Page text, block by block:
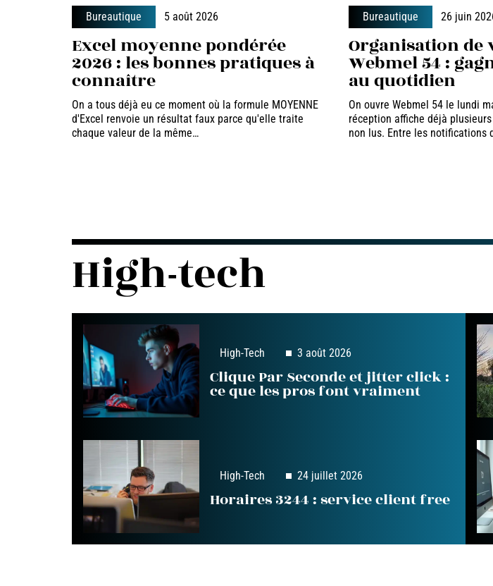
Bureautique 5 août 2026
Excel moyenne pondérée
2026 : les bonnes pratiques à
connaître
On a tous déjà eu ce moment où la formule MOYENNE
d'Excel renvoie un résultat faux parce qu'elle traite
chaque valeur de la même…
Bureautique 26 juin
Organisation de
Webmel 54 :
au quotidien
On ouvre Webmel 54 le lundi
réception affiche déjà
non lus. Entre les notifications
High-tech
High-Tech 3 août 2026
Clique Par Seconde et jitter click :
ce que les pros font vraiment
High-Tech 24 juillet 2026
Horaires 3244 : service client free